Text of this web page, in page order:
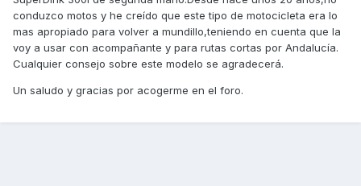
conduzco motos y he creído que este tipo de motocicleta era lo
mas apropiado para volver a mundillo,teniendo en cuenta que la
voy a usar con acompañante y para rutas cortas por Andalucía.
Cualquier consejo sobre este modelo se agradecerá.
Un saludo y gracias por acogerme en el foro.